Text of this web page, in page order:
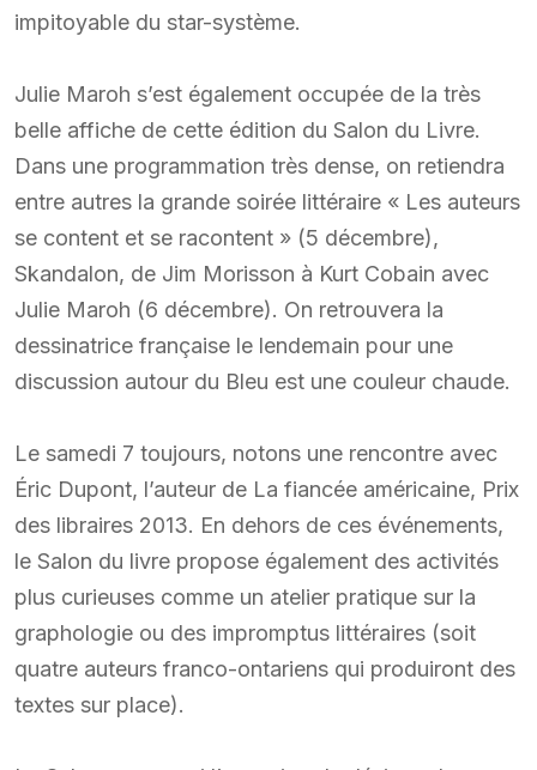
impitoyable du star-système.
Julie Maroh s’est également occupée de la très
belle affiche de cette édition du Salon du Livre.
Dans une programmation très dense, on retiendra
entre autres la grande soirée littéraire « Les auteurs
se content et se racontent » (5 décembre),
Skandalon, de Jim Morisson à Kurt Cobain avec
Julie Maroh (6 décembre). On retrouvera la
dessinatrice française le lendemain pour une
discussion autour du Bleu est une couleur chaude.
Le samedi 7 toujours, notons une rencontre avec
Éric Dupont, l’auteur de La fiancée américaine, Prix
des libraires 2013. En dehors de ces événements,
le Salon du livre propose également des activités
plus curieuses comme un atelier pratique sur la
graphologie ou des impromptus littéraires (soit
quatre auteurs franco-ontariens qui produiront des
textes sur place).